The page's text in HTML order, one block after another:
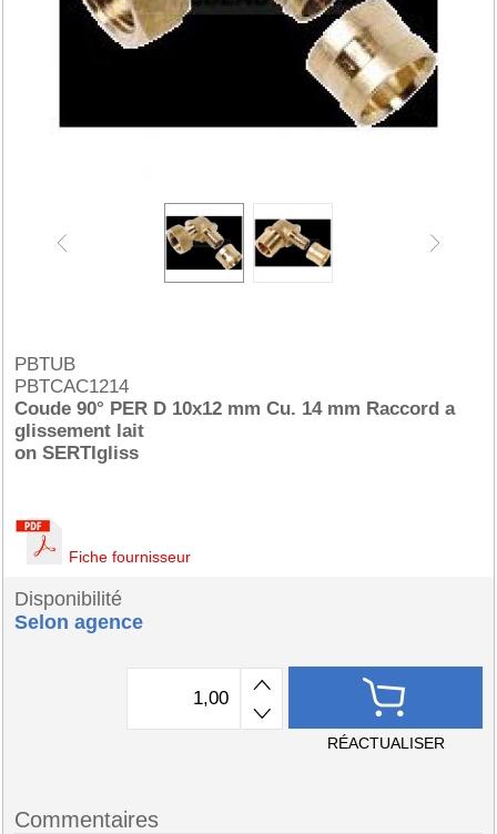
PBTUB
PBTCAC1214
Coude 90° PER D 10x12 mm Cu. 14 mm Raccord a
glissement lait
on SERTIgliss
Fiche fournisseur
Disponibilité
Selon agence
RÉACTUALISER
Commentaires